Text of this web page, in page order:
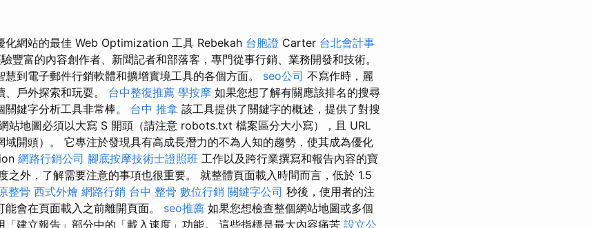
化網站的最佳 Web Optimization 工具 Rebekah 台胞證 Carter 台北會計事
豐富的內容創作者、新聞記者和部落客，專門從事行銷、業務開發和技術。
到電子郵件行銷軟體和擴增實境工具的各個方面。 seo公司 不寫作時，麗
戶外探索和玩耍。 台中整復推薦 學按摩 如果您想了解有關應該排名的搜尋
鍵字分析工具非常棒。 台中 推拿 該工具提供了關鍵字的概述，提供了對搜
站地圖必須以大寫 S 開頭（請注意 robots.txt 檔案區分大小寫），且 URL
域開頭）。 它專注於發現具有高成長潛力的不為人知的趨勢，使其成為優化
網路行銷公司 腳底按摩技術士證照班 工作以及跨行業撰寫和報告內容的寶
之外，了解需要注意的事項也很重要。 就整體頁面載入時間而言，低於 1.5
整骨 西式外燴 網路行銷 台中 整骨 數位行銷 關鍵字公司 秒後，使用者的注
會在頁面載入之前離開頁面。 seo推薦 如果您想檢查整個網站地圖或多個
「建立報告」部分中的「載入速度」功能。 這些指標是最大內容痛苦 設立公